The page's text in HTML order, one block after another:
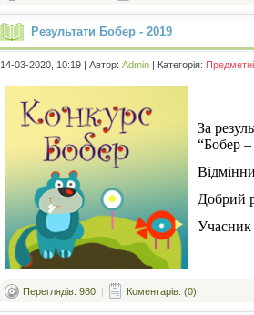
Результати Бобер - 2019
14-03-2020, 10:19 | Автор: Admin | Категорія:
За
“Бобер –
Добрий
Учасник
Переглядів: 980 | Коментарів: (0)